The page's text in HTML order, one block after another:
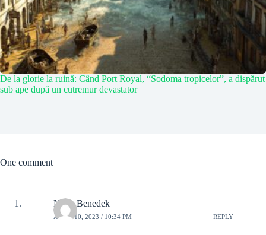
De la glorie la ruină: Când Port Royal, “Sodoma tropicelor”, a dispărut
sub ape după un cutremur devastator
One comment
Nagy Benedek
APRIL 10, 2023 / 10:34 PM REPLY